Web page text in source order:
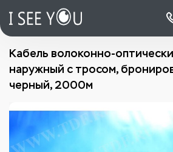
Кабель волоконно-
наружный с тросом,
черный, 2000м